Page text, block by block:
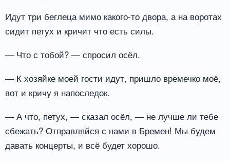
Идут три беглеца мимо какого-то двора, а на воротах
сидит петух и кричит что есть силы.
— Что с тобой? — спросил осёл.
— К хозяйке моей гости идут, пришло времечко моё,
вот и кричу я напоследок.
— А что, петух, — сказал осёл, — не лучше ли тебе
сбежать? Отправляйся с нами в Бремен! Мы будем
давать концерты, и всё будет хорошо.